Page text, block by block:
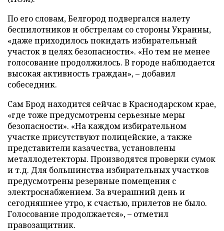
По его словам, Белгород подвергался налету
беспилотников и обстрелам со стороны Украины,
«даже приходилось покидать избирательный
участок в целях безопасности». «Но тем не менее
голосование продолжилось. В городе наблюдается
высокая активность граждан», – добавил
собеседник.
Сам Брод находится сейчас в Краснодарском крае,
«где тоже предусмотрены серьезные меры
безопасности». «На каждом избирательном
участке присутствуют полицейские, а также
представители казачества, установлены
металлодетекторы. Производятся проверки сумок
и т.д. Для большинства избирательных участков
предусмотрены резервные помещения с
электроснабжением. За вчерашний день и
сегодняшнее утро, к счастью, прилетов не было.
Голосование продолжается», – отметил
правозащитник.